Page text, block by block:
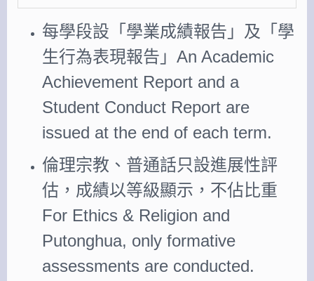
每學段設「學業成績報告」及「學
生行為表現報告」An Academic
Achievement Report and a
Student Conduct Report are
issued at the end of each term.
倫理宗教、普通話只設進展性評
估，成績以等級顯示，不佔比重
For Ethics & Religion and
Putonghua, only formative
assessments are conducted.